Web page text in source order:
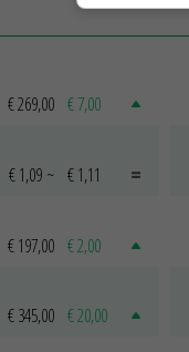
€ 269,00 € 7,00
€ 1,09 ~ € 1,11
€ 197,00 € 2,00
€ 345,00 € 20,00